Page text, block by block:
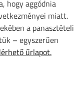
hogy aggódnia
miatt.
a panasztételi
– egyszerűen
űrlapot.